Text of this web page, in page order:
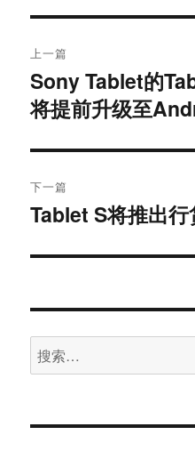
章
导
航
上一篇
上
篇
章：
Sony Tablet的
将提前升级至
下一篇
下
文
Tablet S将推出
搜
索：